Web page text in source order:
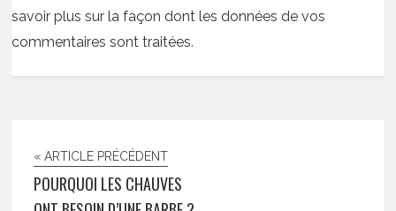
savoir plus sur la façon dont les données de vos
commentaires sont traitées.
« ARTICLE PRÉCÉDENT
POURQUOI LES CHAUVES